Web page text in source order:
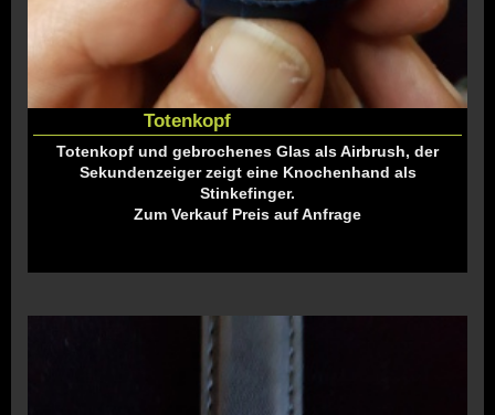
Totenkopf
Totenkopf und gebrochenes Glas als Airbrush, der
Sekundenzeiger zeigt eine Knochenhand als
Stinkefinger.
Zum Verkauf Preis auf Anfrage